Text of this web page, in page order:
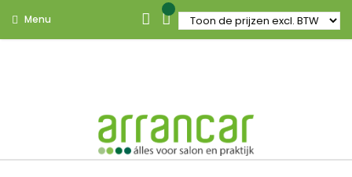
Menu